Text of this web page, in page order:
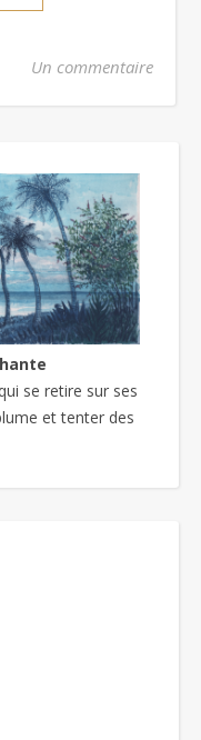
Un commentaire
se retire sur ses
et tenter des